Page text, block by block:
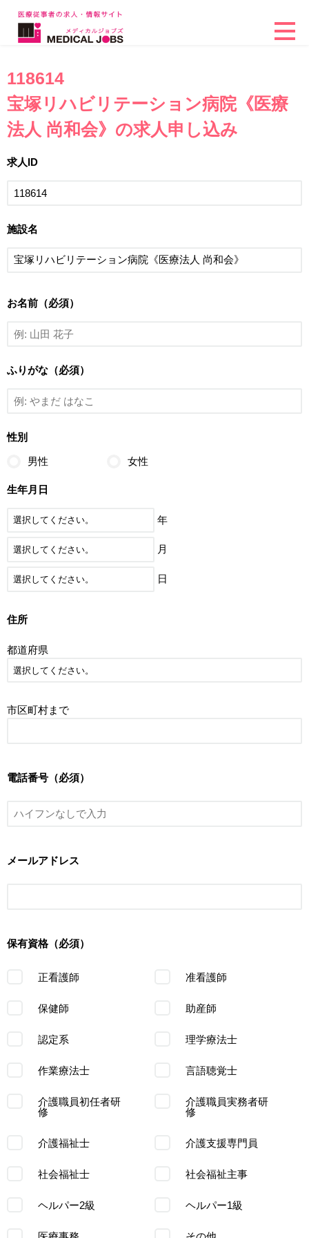
118614
宝塚リハビリテーション病院《医療
法人 尚和会》の求人申し込み
求人ID
施設名
お名前（必須）
ふりがな（必須）
性別
男性 女性
生年月日
年
月
日
住所
都道府県
市区町村まで
電話番号（必須）
メールアドレス
保有資格（必須）
正看護師 准看護師
保健師 助産師
認定系 理学療法士
作業療法士 言語聴覚士
介護職員初任者研
修
介護職員実務者研
修
介護福祉士 介護支援専門員
社会福祉士 社会福祉主事
ヘルパー2級 ヘルパー1級